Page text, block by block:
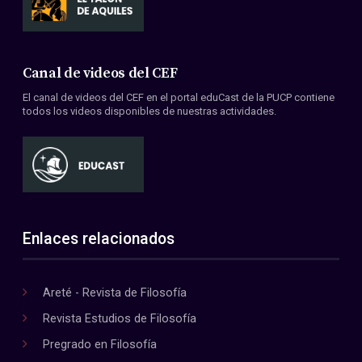
Canal de videos del CEF
El canal de videos del CEF en el portal eduCast de la PUCP contiene
todos los videos disponibles de nuestras actividades.
Enlaces relacionados
Areté - Revista de Filosofía
Revista Estudios de Filosofía
Pregrado en Filosofía